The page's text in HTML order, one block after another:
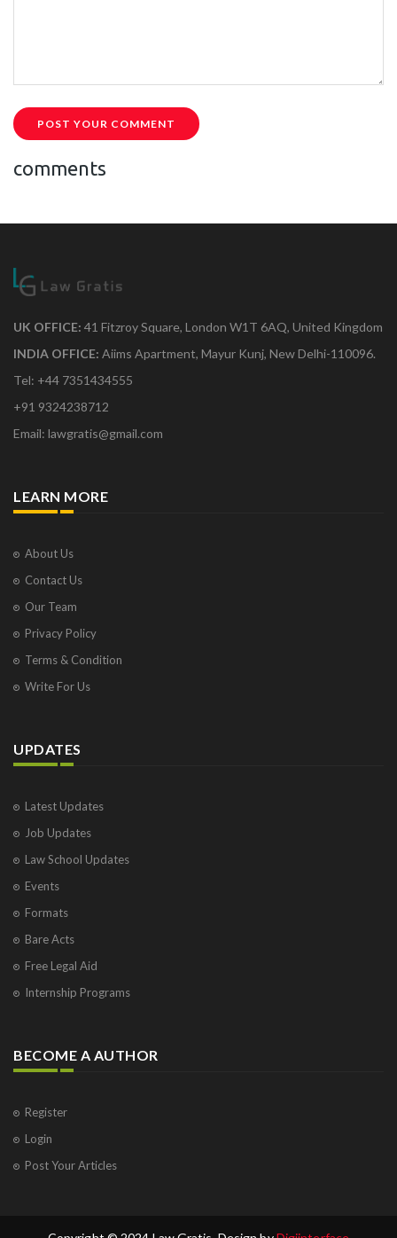
POST YOUR COMMENT
comments
UK OFFICE: 41 Fitzroy Square, London W1T 6AQ, United Kingdom
INDIA OFFICE: Aiims Apartment, Mayur Kunj, New Delhi-110096.
Tel: +44 7351434555
+91 9324238712
Email: lawgratis@gmail.com
LEARN MORE
About Us
Contact Us
Our Team
Privacy Policy
Terms & Condition
Write For Us
UPDATES
Latest Updates
Job Updates
Law School Updates
Events
Formats
Bare Acts
Free Legal Aid
Internship Programs
BECOME A AUTHOR
Register
Login
Post Your Articles